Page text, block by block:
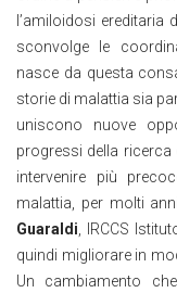
l’amiloidosi ereditaria
sconvolge le
nasce da questa
storie di malattia sia
uniscono nuove
progressi della
intervenire più
malattia, per molti
Guaraldi , IRCCS
quindi migliorare in
Un cambiamento